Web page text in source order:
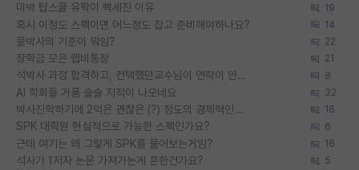
미박 탑스쿨 유학이 빡세진 이유 19
혹시 이정도 스펙이면 어느정도 잡고 준비해야하나요? 14
물박사의 기준이 뭐임? 22
장학금 모은 랩비통장 21
석박사 과정 합격하고, 컨택했던교수님이 연락이 안됩니다... 8
AI 학회들 거품 슬슬 지적이 나오네요 32
박사진학하기에 2억은 괜찮은 (?) 정도의 경제력인가요 16
SPK 대학원 현실적으로 가능한 스펙인가요? 6
근데 여기는 왜 그렇게 SPK를 물어보는거임? 16
석사가 1저자 논문 가져가는게 흔한건가요? 5